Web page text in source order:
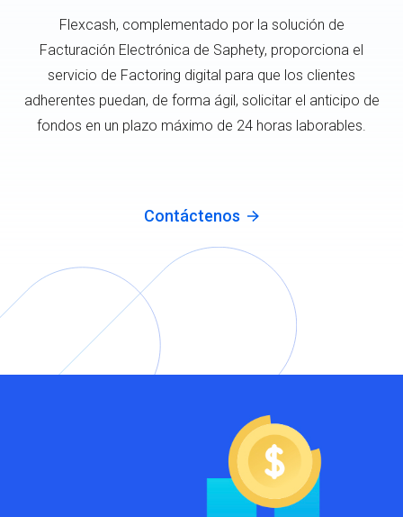
Flexcash, complementado por la solución de
Facturación Electrónica de Saphety, proporciona el
servicio de Factoring digital para que los clientes
adherentes puedan, de forma ágil, solicitar el anticipo de
fondos en un plazo máximo de 24 horas laborables.
Contáctenos